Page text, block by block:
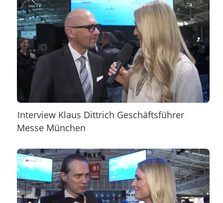
Interview Klaus Dittrich Geschäftsführer
Messe München